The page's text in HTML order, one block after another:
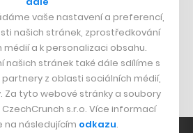
vaše nastavení a preferencí,
našich stránek, zprostředkování
médií a k personalizaci obsahu.
našich stránek také dále sdílíme s
z oblasti sociálních médií,
Za tyto webové stránky a soubory
s.r.o. Více informací
na následujícím odkazu.